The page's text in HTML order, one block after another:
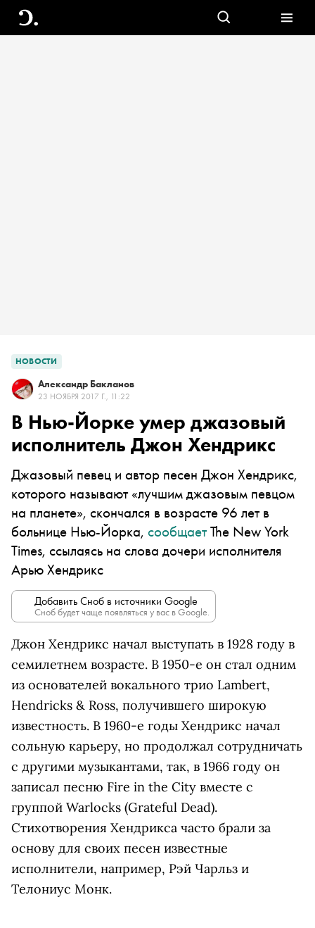
НОВОСТИ
Александр Бакланов
23 НОЯБРЯ 2017 Г., 11:22
В Нью-Йорке умер джазовый
исполнитель Джон Хендрикс
Джазовый певец и автор песен Джон Хендрикс,
которого называют «лучшим джазовым певцом
на планете», скончался в возрасте 96 лет в
больнице Нью-Йорка, сообщаетThe New York
Times, ссылаясь на слова дочери исполнителя
Арью Хендрикс
Добавить Сноб в источники Google
Сноб будет чаще появляться у вас в Google.
Джон Хендрикс начал выступать в 1928 году в
семилетнем возрасте. В 1950-е он стал одним
из основателей вокального трио Lambert,
Hendricks & Ross, получившего широкую
известность. В 1960-е годы Хендрикс начал
сольную карьеру, но продолжал сотрудничать
с другими музыкантами, так, в 1966 году он
записал песню Fire in the City вместе с
группой Warlocks (Grateful Dead).
Стихотворения Хендрикса часто брали за
основу для своих песен известные
исполнители, например, Рэй Чарльз и
Телониус Монк.